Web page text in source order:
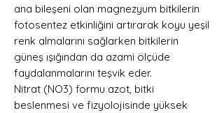
ana bileşeni olan magnezyum bitkilerin
fotosentez etkinliğini artırarak koyu yeşil
renk almalarını sağlarken bitkilerin
güneş ışığından da azami ölçüde
faydalanmalarını teşvik eder.
Nitrat (NO3) formu azot, bitki
beslenmesi ve fizyolojisinde yüksek